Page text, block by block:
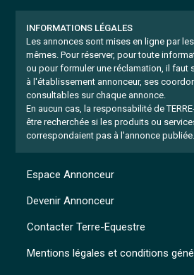
INFORMATIONS LÉGALES
Les annonces sont mises en ligne par
mêmes. Pour réserver, pour toute
ou pour formuler une réclamation, il faut
à l'établissement annonceur, ses
consultables sur chaque annonce.
En aucun cas, la responsabilité de
être recherchée si les produits ou
correspondaient pas à l'annonce publiée.
Mentions légales et conditions
Espace Annonceur
Devenir Annonceur
Contacter Terre-Equestre